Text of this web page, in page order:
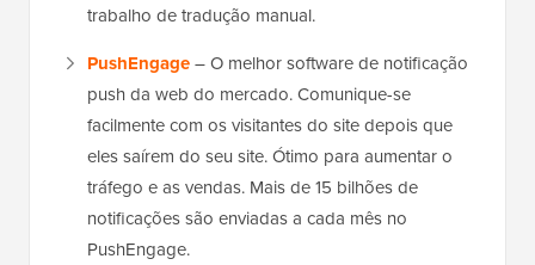
trabalho de tradução manual.
PushEngage– O melhor software de notificação
push da web do mercado. Comunique-se
facilmente com os visitantes do site depois que
eles saírem do seu site. Ótimo para aumentar o
tráfego e as vendas. Mais de 15 bilhões de
notificações são enviadas a cada mês no
PushEngage.